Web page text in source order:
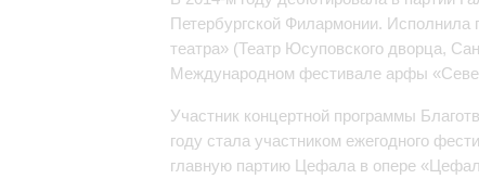
Петербургской Филармонии.
театра» (Театр Юсуповского дворца,
Международном фестивале арфы
Участник концертной программы
году стала участником ежегодного
главную партию Цефала в опере